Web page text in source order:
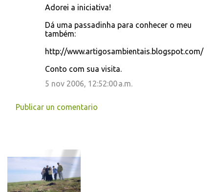
o
Adorei a iniciativa!
Dá uma passadinha para conhecer o meu
também:
http://www.artigosambientais.blogspot.com/
Conto com sua visita.
5 nov 2006, 12:52:00 a.m.
Publicar un comentario